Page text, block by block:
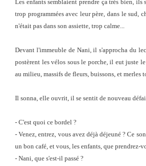
Les enfants semblaient prendre ça très bien,
trop programmées avec leur père, dans le sud,
n'était pas dans son assiette, trop calme...
Devant l'immeuble de Nani, il s'approcha du
postèrent les vélos sous le porche, il eut juste
au milieu, massifs de fleurs, buissons, et merles
Il sonna, elle ouvrit, il se sentit de nouveau
- C'est quoi ce bordel ?
- Venez, entrez, vous avez déjà déjeuné ? Ce
un bon café, et vous, les enfants, que prendrez-
- Nani, que s'est-il passé ?